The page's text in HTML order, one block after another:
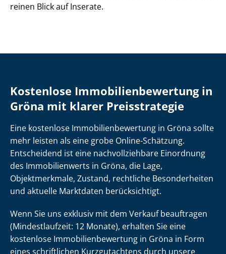
reinen Blick auf Inserate.
Kostenlose Im­mo­bi­li­en­be­wer­tung in
Gröna mit klarer Preisstrategie
Eine kostenlose Im­mo­bi­li­en­be­wer­tung in Gröna sollte
mehr leisten als eine grobe Online-Schätzung.
Entscheidend ist eine nach­voll­zieh­ba­re Einordnung
des Immobilienwerts in Gröna, die Lage,
Objektmerkmale, Zustand, rechtliche Besonderheiten
und aktuelle Marktdaten berücksichtigt.
Wenn Sie uns exklusiv mit dem Verkauf beauftragen
(Mindestlaufzeit: 12 Monate), erhalten Sie eine
kostenlose Im­mo­bi­li­en­be­wer­tung in Gröna in Form
eines schriftlichen Kurzgutachtens durch unsere